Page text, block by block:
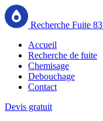
Recherche Fuite 83
Accueil
Recherche de fuite
Chemisage
Debouchage
Contact
Devis gratuit